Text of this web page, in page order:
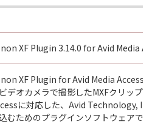
XF Plugin 3.14.0 for Avid Media
XF Plugin for Avid Media Access
デオカメラで撮影したMXFクリップを
に対応した、Avid Technology,
むためのプラグインソフトウェアです